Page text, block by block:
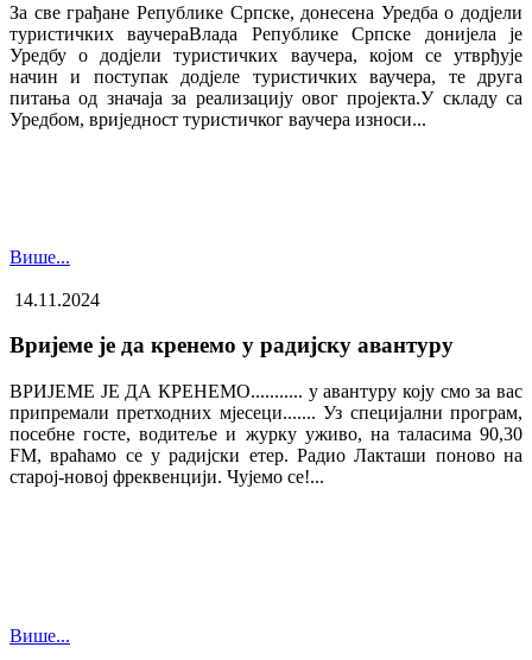
За све грађане Републике Српске, донесена Уредба о додјели
туристичких ваучера​Влада Републике Српске донијела је
Уредбу о додјели туристичких ваучера, којом се утврђује
начин и поступак додјеле туристичких ваучера, те друга
питања од значаја за реализацију овог пројекта.У складу са
Уредбом, вриједност туристичког ваучера износи...
Више...
14.11.2024
Вријеме је да кренемо у радијску авантуру
ВРИЈЕМЕ ЈЕ ДА КРЕНЕМО........... у авантуру коју смо за вас
припремали претходних мјесеци....... Уз специјални програм,
посебне госте, водитеље и журку уживо, на таласима 90,30
FM, враћамо се у радијски етер. Радио Лакташи поново на
старој-новој фреквенцији. Чујемо се!...
Више...